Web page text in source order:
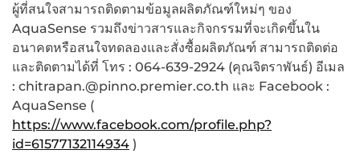
ผู้ที่สนใจสามารถติดตามข้อมูลผลิตภัณฑ์ใหม่ๆ ของ
AquaSense รวมถึงข่าวสารและกิจกรรมที่จะเกิดขึ้นใน
อนาคตหรือสนใจทดลองและสั่งซื้อผลิตภัณฑ์ สามารถติดต่อ
และติดตามได้ที่ โทร : 064-639-2924 (คุณจิตราพันธ์) อีเมล
: chitrapan.@pinno.premier.co.th และ Facebook :
AquaSense (
https://www.facebook.com/profile.php?
id=61577132114934 )